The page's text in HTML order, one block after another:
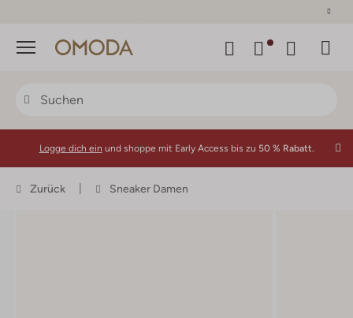
Menü
Logge dich ein und shoppe mit Early Access bis zu 50 % Rabatt.
Zurück Sneaker Damen